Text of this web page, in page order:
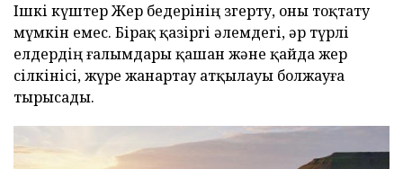
Ішкі күштер Жер бедерінің өзгерту, оны тоқтату
мүмкін емес. Бірақ қазіргі әлемдегі, әр түрлі
елдердің ғалымдары қашан және қайда жер
сілкінісі, жүре жанартау атқылауы болжауға
тырысады.